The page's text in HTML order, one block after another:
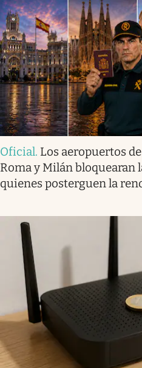
Oficial. Los aeropuertos
Roma y Milán bloquearan
quienes posterguen la